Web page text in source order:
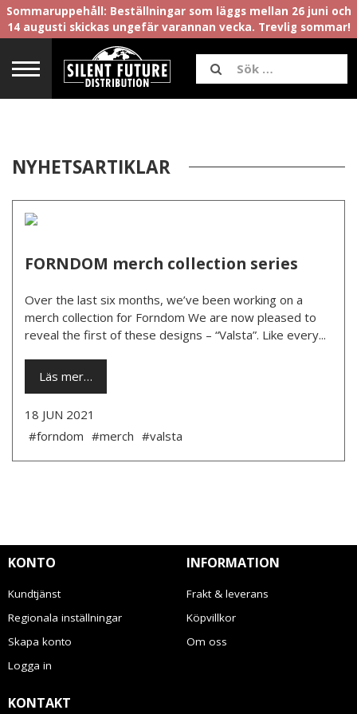
Sommaruppehåll: Beställningar som läggs mellan 26 juni och
14 augusti skickas ungefär varannan vecka. Trevlig sommar!
NYHETSARTIKLAR
FORNDOM merch collection series
Over the last six months, we’ve been working on a
merch collection for Forndom We are now pleased to
reveal the first of these designs – “Valsta”. Like every...
Läs mer…
18 JUN 2021
#forndom #merch #valsta
KONTO
Kundtjänst
Regionala inställningar
Skapa konto
Logga in
INFORMATION
Frakt & leverans
Köpvillkor
Om oss
KONTAKT